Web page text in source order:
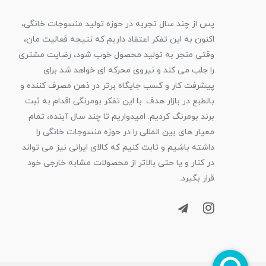
پس از چند سال تجربه در حوزه تولید منسوجات خانگی،
اکنون به این تفکر اعتقاد داریم که نتیجه فعالیت مان،
وقتی منجر به تولید محصول خوب شود، رضایت مشتری
را جلب می کند و نیروی محرکه ای خواهد شد برای
پیشرفت کار و کسب جایگاه برتر در ذهن مصرف کننده و
بالطبع در بازار هدف. با این تفکر بومرنگی اقدام به ثبت
برند بومرنگ کردیم. امیدواریم تا چند سال آینده، تمام
معیار های بین المللی را در حوزه منسوجات خانگی را
داشته باشیم و ثابت کنیم که کالای ایرانی نیز می تواند
در کنار و یا حتی بالاتر از محصولات مشابه خارجی خود
قرار بگیرد.